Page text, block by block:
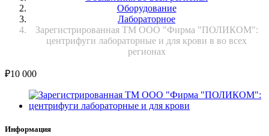
Оборудование
Лабораторное
Зарегистрированная ТМ ООО "Фирма "ПОЛИКОМ":
центрифуги лабораторные и для крови в во всех
регионах
₽10 000
Информация